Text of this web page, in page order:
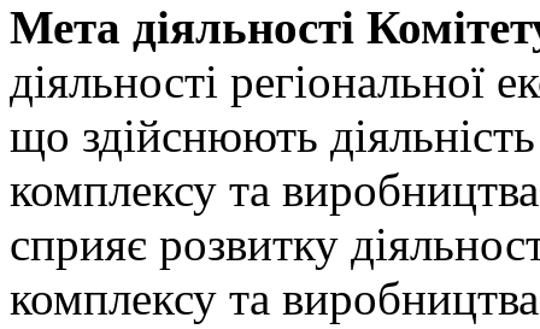
Мета діяльності
діяльності регіональної
що здійснюють
комплексу та
сприяє розвитку
комплексу та